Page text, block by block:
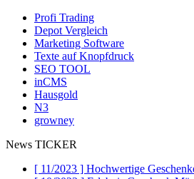
Profi Trading
Depot Vergleich
Marketing Software
Texte auf Knopfdruck
SEO TOOL
inCMS
Hausgold
N3
growney
News TICKER
[ 11/2023 ] Hochwertige